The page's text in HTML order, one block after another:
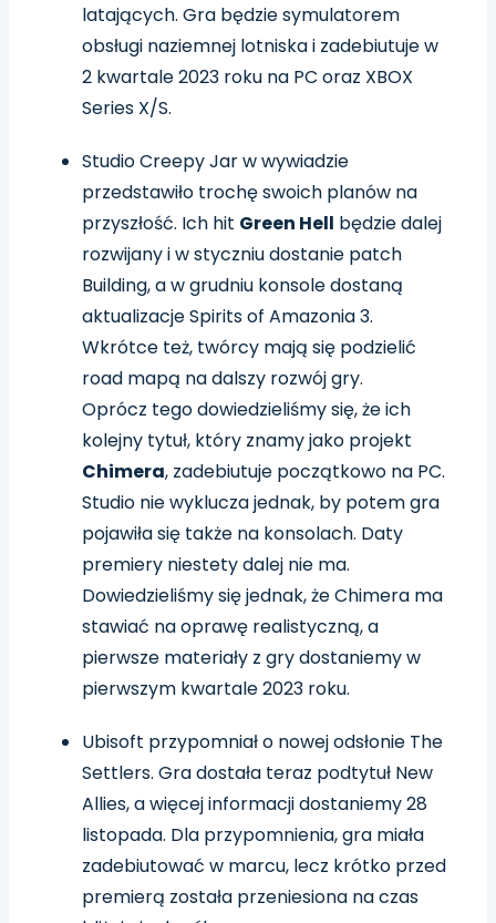
latających. Gra będzie symulatorem
obsługi naziemnej lotniska i zadebiutuje w
2 kwartale 2023 roku na PC oraz XBOX
Series X/S.
Studio Creepy Jar w wywiadzie
przedstawiło trochę swoich planów na
przyszłość. Ich hit Green Hell będzie dalej
rozwijany i w styczniu dostanie patch
Building, a w grudniu konsole dostaną
aktualizacje Spirits of Amazonia 3.
Wkrótce też, twórcy mają się podzielić
road mapą na dalszy rozwój gry.
Oprócz tego dowiedzieliśmy się, że ich
kolejny tytuł, który znamy jako projekt
Chimera, zadebiutuje początkowo na PC.
Studio nie wyklucza jednak, by potem gra
pojawiła się także na konsolach. Daty
premiery niestety dalej nie ma.
Dowiedzieliśmy się jednak, że Chimera ma
stawiać na oprawę realistyczną, a
pierwsze materiały z gry dostaniemy w
pierwszym kwartale 2023 roku.
Ubisoft przypomniał o nowej odsłonie The
Settlers. Gra dostała teraz podtytuł New
Allies, a więcej informacji dostaniemy 28
listopada. Dla przypomnienia, gra miała
zadebiutować w marcu, lecz krótko przed
premierą została przeniesiona na czas